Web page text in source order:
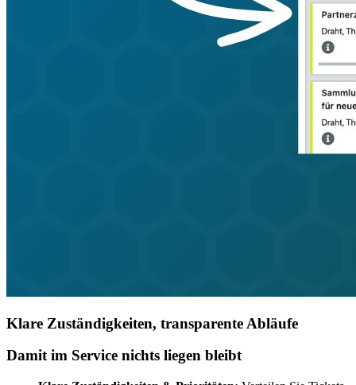
Klare Zuständigkeiten, transparente Abläufe
Damit im Service nichts liegen bleibt